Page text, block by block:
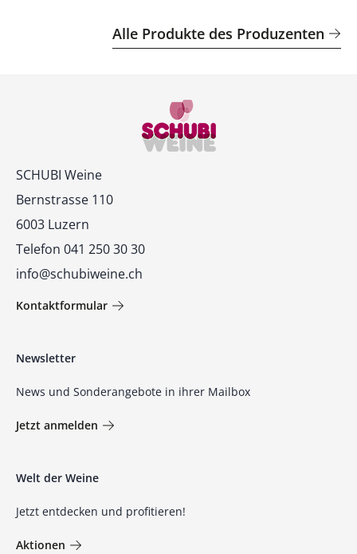
Alle Produkte des Produzenten
Kontakt
SCHUBI Weine
Bernstrasse 110
6003 Luzern
Telefon 041 250 30 30
info@schubiweine.ch
Kontaktformular
Newsletter
News und Sonderangebote in ihrer Mailbox
Jetzt anmelden
Welt der Weine
Jetzt entdecken und profitieren!
Aktionen